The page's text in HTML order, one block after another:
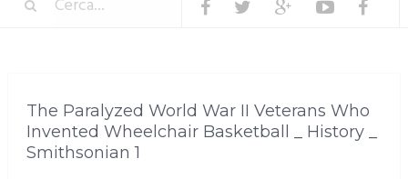
The Paralyzed World War II Veterans Who
Invented Wheelchair Basketball _ History _
Smithsonian 1